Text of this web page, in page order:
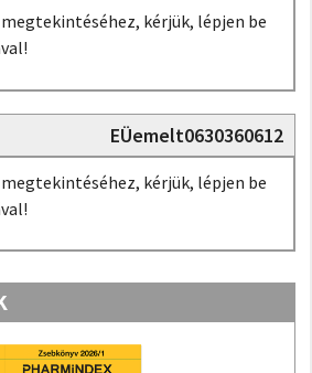
kérjük, lépjen be
EÜemelt0630360612
kérjük, lépjen be